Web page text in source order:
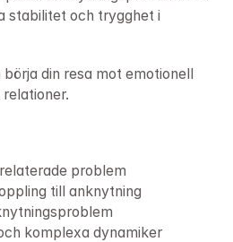
stabilitet och trygghet i
din resa mot emotionell
problem
till anknytning
komplexa dynamiker